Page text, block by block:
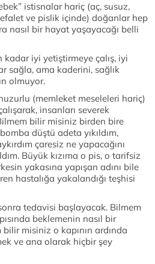
istisnalar hariç (aç, susuz,
ve pislik içinde) doğanlar hep
nasıl bir hayat yaşayacağı belli
iyi yetiştirmeye çalış, iyi
sağla, ama kaderini, sağlık
olmuyor.
(memleket meseleleri hariç)
insanları severek
bilir misiniz birden bire
düştü adeta yıkıldım,
çaresiz ne yapacağını
Büyük kızıma o pis, o tarifsiz
yakasına yapışan adını bile
hastalığa yakalandığı teşhisi
tedavisi başlayacak. Bilmem
beklemenin nasıl bir
misiniz o kapının ardında
ve ana olarak hiçbir şey